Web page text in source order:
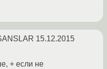
15.12.2015
+ если не